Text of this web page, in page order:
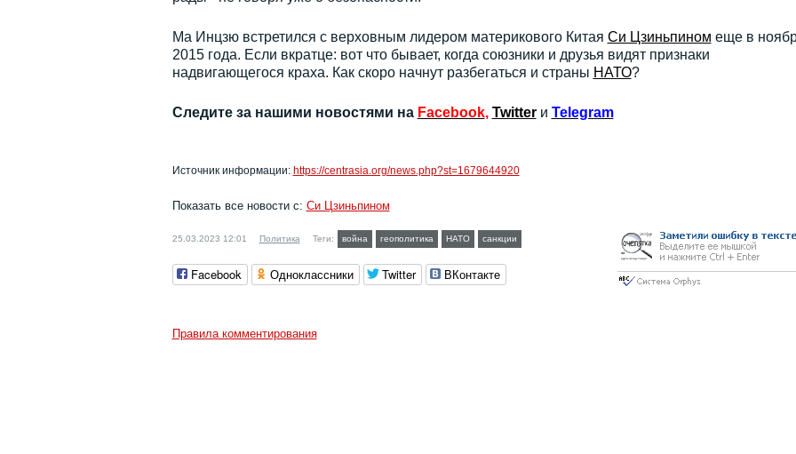
Ма Инцзю встретился с верховным лидером материкового Китая Си Цзиньпином еще в
2015 года. Если вкратце: вот что бывает, когда союзники и друзья видят признаки
надвигающегося краха. Как скоро начнут разбегаться и страны НАТО?
Следите за нашими новостями на Facebook, Twitter и Telegram
Источник информации: https://centrasia.org/news.php?st=1679644920
Показать все новости с: Си Цзиньпином
25.03.2023 12:01 Политика Теги: война геополитика НАТО санкции
Facebook Одноклассники Twitter ВКонтакте
Правила комментирования